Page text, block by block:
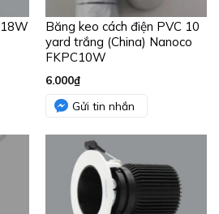
Băng keo cách điện PVC 10
yard trắng (China) Nanoco
FKPC10W
6.000₫
Gửi tin nhắn